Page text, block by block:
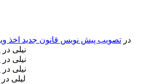
در تصویب پیش نویس قانون جدید اخذ
نیلی در
نیلی در
نیلی در
لیلی در